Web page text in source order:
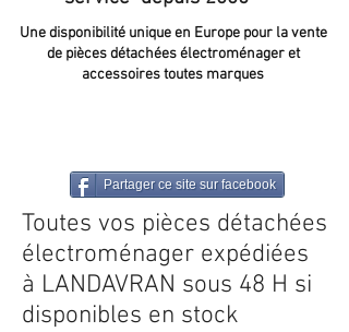
Une disponibilité unique en Europe pour la vente
de pièces détachées électroménager et
accessoires toutes marques
Partager ce site sur facebook
Toutes vos pièces détachées
électroménager expédiées
à LANDAVRAN sous 48 H si
disponibles en stock